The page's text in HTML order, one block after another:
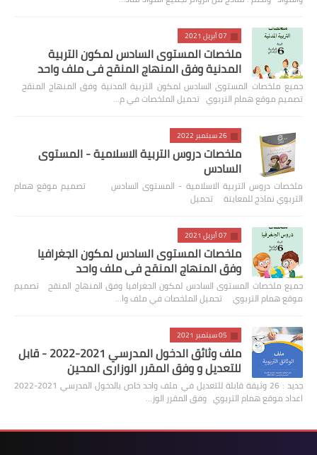
07 أبريل 2021
ملخصات المستوى السادس لمكون التربية
المدنية وفق المنهاج المنقح في ملف واحد
جميع ملخصات المستوى السادس لمكون التربية المدنية وفق المنهاج المنقح
تصميم موقع همام التربوي تحميل الملخصات في م…
26 سبتمبر 2022
ملخصات دروس التربية الاسلامية - المستوى
السادس
ملخصات دروس التربية الاسلامية - المستوى السادس تصميم موقع همام
التربوي نماذج للمعاينة تحميل
07 أبريل 2021
ملخصات المستوى السادس لمكون الجغرافيا
وفق المنهاج المنقح في ملف واحد
جميع ملخصات المستوى السادس لمكون الجغرافيا وفق المنهاج المنقح تصميم
موقع همام التربوي تحميل الملخصات في ملف وا…
05 سبتمبر 2021
ملف وثائق الدخول المدرسي 2021-2022 - قابل
للتعديل و وفق المقرر الوزاري المحين
جديد : 26 وثيقة قابلة للتعديل في ملف واحد خاص بالدخول المدرسي 2021-2022
اعداد موقع همام التربوي وفق المقرر الوز…